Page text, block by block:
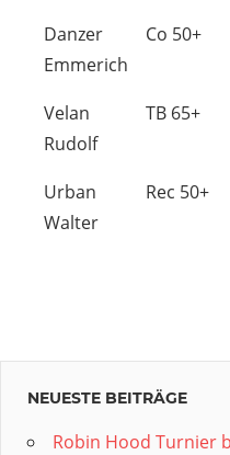
Danzer
Emmerich
Co 50+
Velan
Rudolf
TB 65+
Urban
Walter
Rec 50+
NEUESTE BEITRÄGE
Robin Hood Turnier